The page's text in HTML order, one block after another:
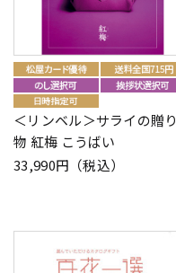
＜リンベル＞サライの贈り
物 紅梅 こうばい
33,990円（税込）